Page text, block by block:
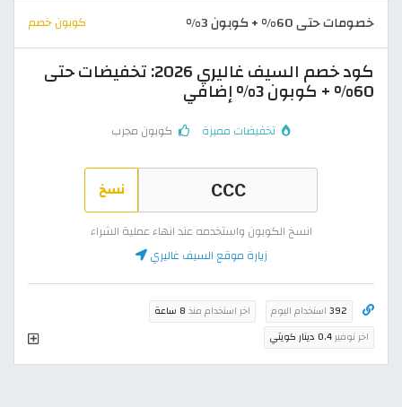
خصومات حتى 60% + كوبون 3% كوبون خصم
كود خصم السيف غاليري 2026: تخفيضات حتى
60% + كوبون 3% إضافي
تخفيضات مميزة كوبون مجرب
نسخ
انسخ الكوبون واستخدمه عند انهاء عملية الشراء
زيارة موقع السيف غاليري
392 استخدام اليوم اخر استخدام منذ 8 ساعة
اخر توفير0.4 دينار كويتي